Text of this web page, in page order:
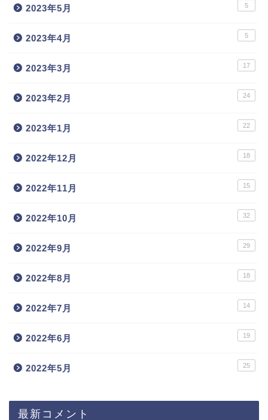
2023年5月 5
2023年4月 5
2023年3月 17
2023年2月 24
2023年1月 22
2022年12月 18
2022年11月 15
2022年10月 32
2022年9月 29
2022年8月 18
2022年7月 14
2022年6月 19
2022年5月 25
最新コメント